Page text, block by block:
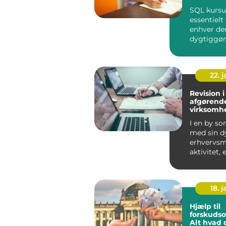
SQL
enhver
data...
22.
Revision
I en by
med sin
aktivitet,
18.
Hjælp til
Alt hvad